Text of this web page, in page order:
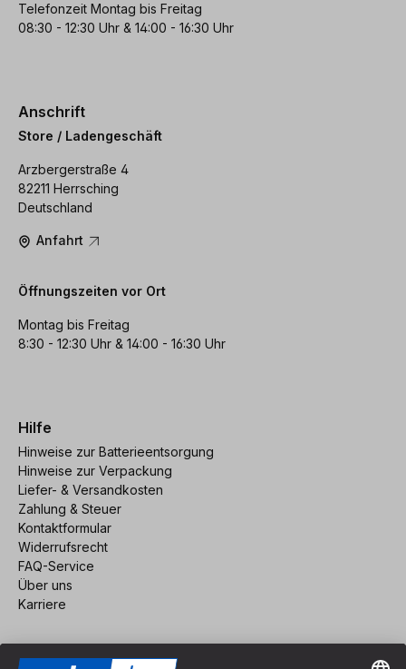
Telefonzeit Montag bis Freitag
08:30 - 12:30 Uhr & 14:00 - 16:30 Uhr
Anschrift
Store / Ladengeschäft
Arzbergerstraße 4
82211 Herrsching
Deutschland
Anfahrt
Öffnungszeiten vor Ort
Montag bis Freitag
8:30 - 12:30 Uhr & 14:00 - 16:30 Uhr
Hilfe
Hinweise zur Batterieentsorgung
Hinweise zur Verpackung
Liefer- & Versandkosten
Zahlung & Steuer
Kontaktformular
Widerrufsrecht
FAQ-Service
Über uns
Karriere